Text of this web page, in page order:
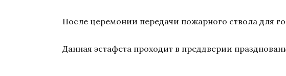
После церемонии передачи пожарного ствола для
Данная эстафета проходит в преддверии